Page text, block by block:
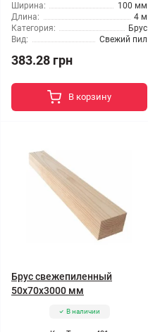
Ширина:
100 мм
Длина:
4 м
Категория:
Брус
Вид:
Свежий пил
383.28 грн
В корзину
Брус свежепиленный
50x70x3000 мм
В наличии